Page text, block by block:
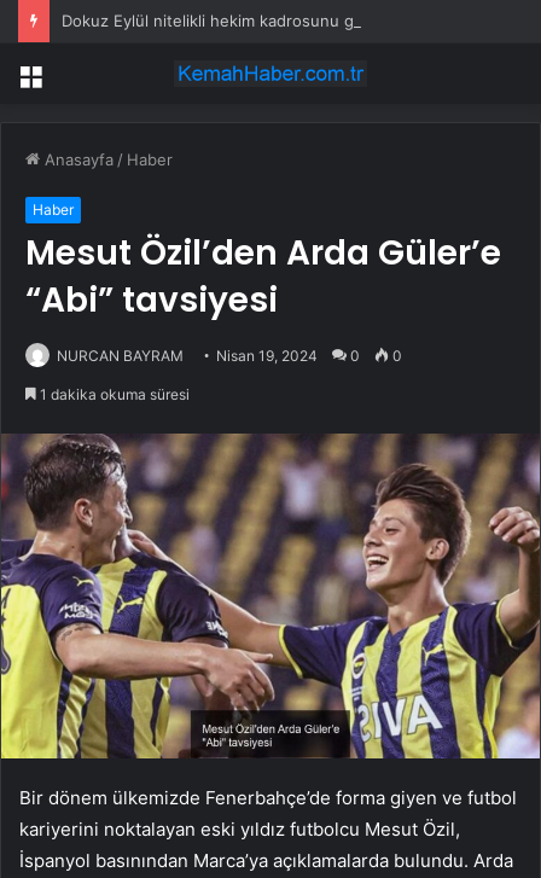
Dokuz Eylül nitelikli hekim kadrosunu güçlendirdi
Menü
Anasayfa / Haber
Haber
Mesut Özil’den Arda Güler’e
“Abi” tavsiyesi
NURCAN BAYRAM Nisan 19, 2024 0 0
1 dakika okuma süresi
Bir dönem ülkemizde Fenerbahçe’de forma giyen ve futbol
kariyerini noktalayan eski yıldız futbolcu Mesut Özil,
İspanyol basınından Marca’ya açıklamalarda bulundu. Arda